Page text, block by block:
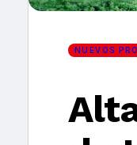
NUEVOS